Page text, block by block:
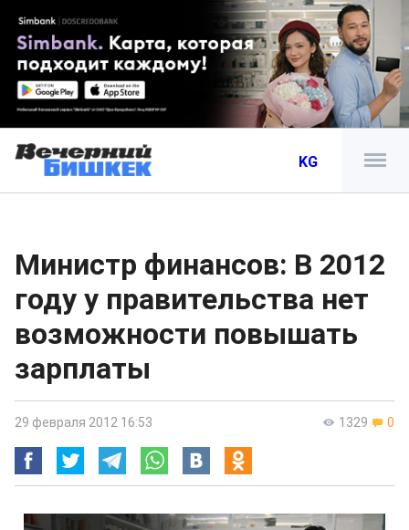
KG
Министр финансов: В 2012
году у правительства нет
возможности повышать
зарплаты
1329 0
29 февраля 2012 16:53